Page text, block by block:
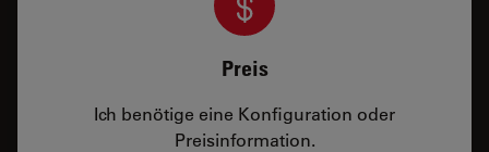
Preis
Ich benötige eine Konfiguration oder
Preisinformation.